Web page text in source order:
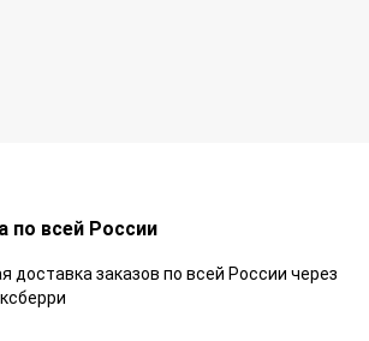
по всей России
доставка заказов по всей России через